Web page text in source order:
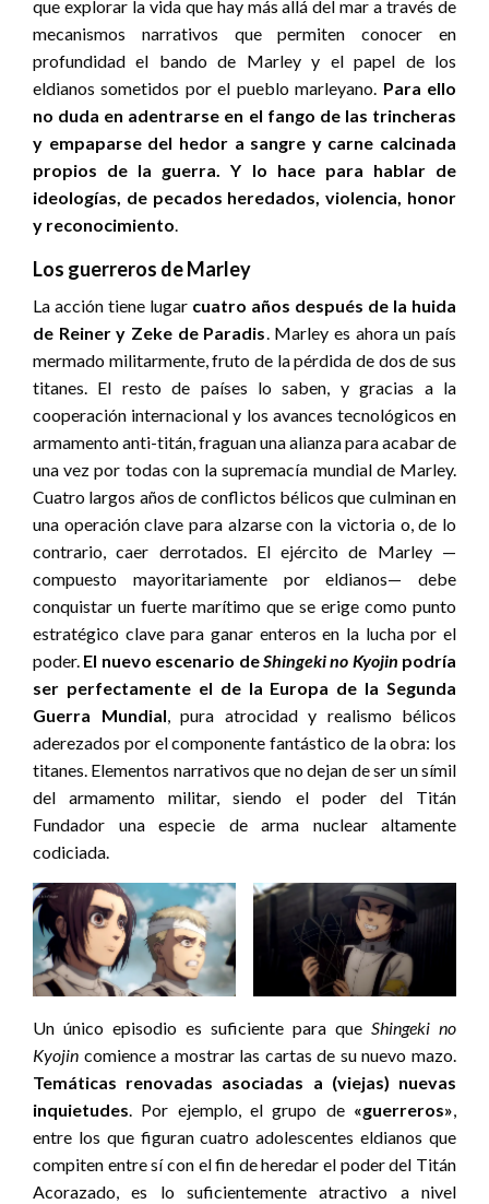
que explorar la vida que hay más allá del mar a través de
mecanismos narrativos que permiten conocer en
profundidad el bando de Marley y el papel de los
eldianos sometidos por el pueblo marleyano. Para ello
no duda en adentrarse en el fango de las trincheras
y empaparse del hedor a sangre y carne calcinada
propios de la guerra. Y lo hace para hablar de
ideologías, de pecados heredados, violencia, honor
y reconocimiento
Los guerreros de Marley
La acción tiene lugar cuatro años después de la huida
de Reiner y Zeke de Paradis . Marley es ahora un país
mermado militarmente, fruto de la pérdida de dos de sus
titanes. El resto de países lo saben, y gracias a la
cooperación internacional y los avances tecnológicos en
armamento anti-titán, fraguan una alianza para acabar de
una vez por todas con la supremacía mundial de Marley.
Cuatro largos años de conflictos bélicos que culminan en
una operación clave para alzarse con la victoria o, de lo
contrario, caer derrotados. El ejército de Marley —
compuesto mayoritariamente por eldianos— debe
conquistar un fuerte marítimo que se erige como punto
estratégico clave para ganar enteros en la lucha por el
poder. El nuevo escenario deShingeki no Kyojin podría
ser perfectamente el de la Europa de la Segunda
Guerra Mundial , pura atrocidad y realismo bélicos
aderezados por el componente fantástico de la obra: los
titanes. Elementos narrativos que no dejan de ser un símil
del armamento militar, siendo el poder del Titán
Fundador una especie de arma nuclear altamente
codiciada.
Un único episodio es suficiente para que Shingeki no
Kyojin comience a mostrar las cartas de su nuevo mazo.
Temáticas renovadas asociadas a (viejas) nuevas
inquietudes. Por ejemplo, el grupo de «guerreros»,
entre los que figuran cuatro adolescentes eldianos que
compiten entre sí con el fin de heredar el poder del Titán
Acorazado, es lo suficientemente atractivo a nivel